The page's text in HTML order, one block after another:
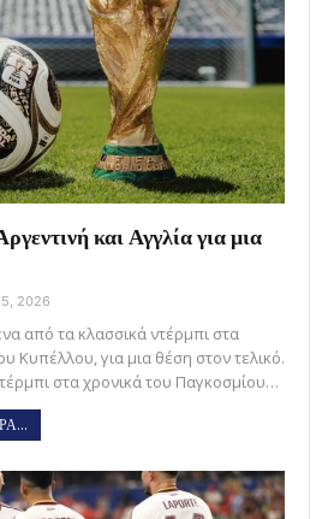
και Αγγλία για μια
2026
από τα κλασσικά ντέρμπι στα
Κυπέλλου, για μια θέση στον τελικό.
στα χρονικά του Παγκοσμίου…